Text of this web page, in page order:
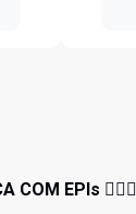
COM EPIs 👷🏻‍♂️